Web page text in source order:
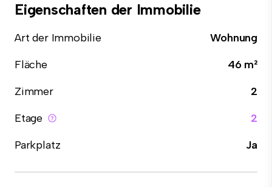
Eigenschaften der Immobilie
Art der Immobilie
Wohnung
Fläche
46 m²
Zimmer
2
Etage
2
Parkplatz
Ja